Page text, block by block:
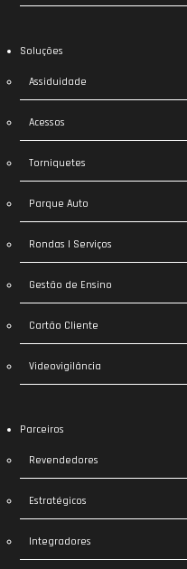
Soluções
Assiduidade
Acessos
Torniquetes
Parque Auto
Rondas | Serviços
Gestão de Ensino
Cartão Cliente
Videovigilância
Parceiros
Revendedores
Estratégicos
Integradores